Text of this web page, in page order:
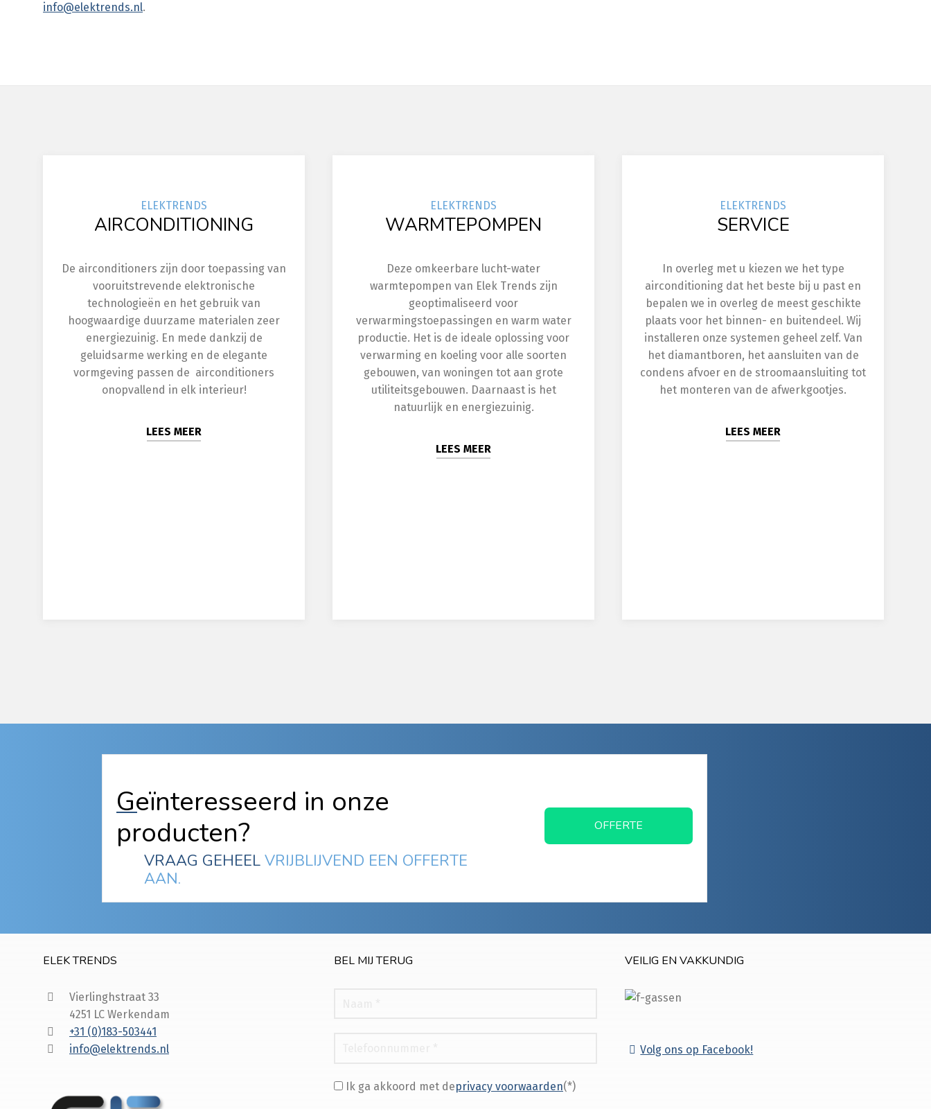
info@elektrends.nl.
ELEKTRENDS
AIRCONDITIONING
De airconditioners zijn door toepassing van
vooruitstrevende elektronische
technologieën en het gebruik van
hoogwaardige duurzame materialen zeer
energiezuinig. En mede dankzij de
geluidsarme werking en de elegante
vormgeving passen de airconditioners
onopvallend in elk interieur!
LEES MEER
ELEKTRENDS
WARMTEPOMPEN
Deze omkeerbare lucht-water
warmtepompen van Elek Trends zijn
geoptimaliseerd voor
verwarmingstoepassingen en warm water
productie. Het is de ideale oplossing voor
verwarming en koeling voor alle soorten
gebouwen, van woningen tot aan grote
utiliteitsgebouwen. Daarnaast is het
natuurlijk en energiezuinig.
LEES MEER
ELEKTRENDS
SERVICE
In overleg met u kiezen we het type
airconditioning dat het beste bij u past en
bepalen we in overleg de meest geschikte
plaats voor het binnen- en buitendeel. Wij
installeren onze systemen geheel zelf. Van
het diamantboren, het aansluiten van de
condens afvoer en de stroomaansluiting tot
het monteren van de afwerkgootjes.
LEES MEER
Geïnteresseerd in onze
producten?
VRAAG GEHEEL VRIJBLIJVEND EEN OFFERTE
AAN.
OFFERTE
ELEK TRENDS
Vierlinghstraat 33
4251 LC Werkendam
+31 (0)183-503441
info@elektrends.nl
BEL MIJ TERUG
Ik ga akkoord met deprivacy voorwaarden(*)
VEILIG EN VAKKUNDIG
Volg ons op Facebook!